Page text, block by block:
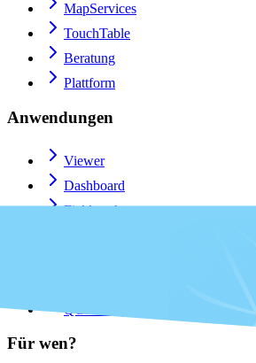
MapServices
TouchTable
Beratung
Plattform
Anwendungen
Viewer
Dashboard
Fieldwork
QGIS-Plugin
Für wen?